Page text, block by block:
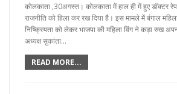
कोलकाता ,30अगस्त। कोलकाता में हाल ही में हुए डॉक्टर
राजनीति को हिला कर रख दिया है। इस मामले में बंगाल
निष्क्रियता को लेकर भाजपा की महिला विंग ने कड़ा रुख
अध्यक्ष सुकांता…
READ MORE...